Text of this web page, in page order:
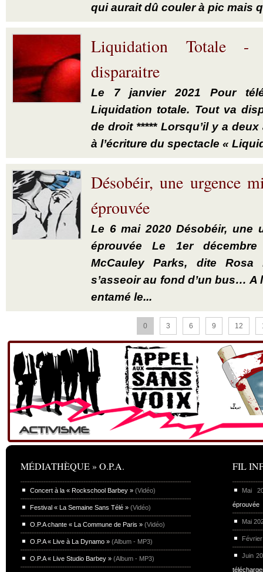
qui aurait dû couler à pic mais
Liquidation Totale
disparaitre
Le 7 janvier 2021 Pour
Liquidation totale. Tout va
de droit ***** Lorsqu’il y a
à l’écriture du spectacle «
Désobéir, une urgence
éprouvée
Le 6 mai 2020 Désobéir, une
éprouvée Le 1er
McCauley Parks, dite Rosa
s’asseoir au fond d’un bus… A
entamé le...
0 3 6 9 12
MÉDIATHÈQUE » O.P.A.
Concert à la « Rockschool Barbey » (Vidéo)
Festival « La Semaine Sans Télé » (Vidéo)
O.P.A chante « La Commune de Paris » (Vidéo)
O.P.A « Live à La Dynamo » (Album - MP3)
O.P.A « Live Studio Barbey » (Album - MP3)
FIL
Mai
éprouvée
Mai
Juin